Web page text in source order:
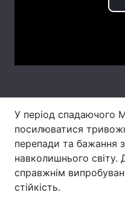
У період спадаючого
посилюватися
перепади та бажання
навколишнього світу.
справжнім
стійкість.